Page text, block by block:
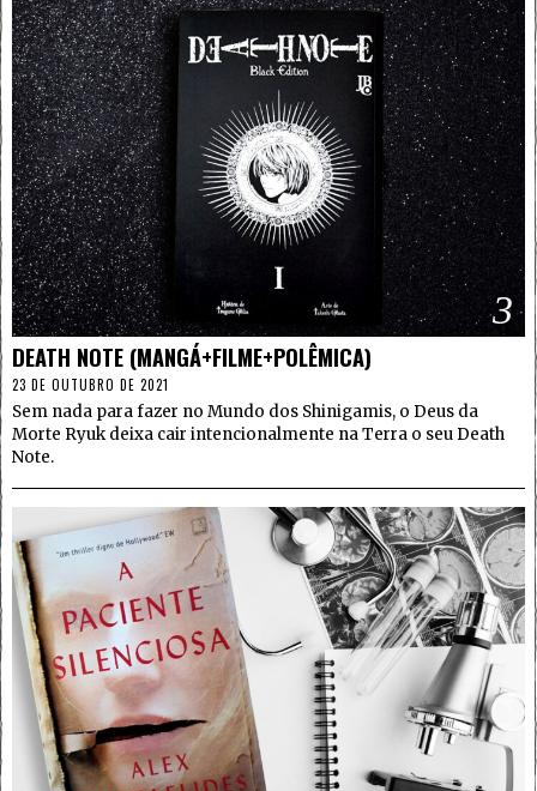
3
DEATH NOTE (MANGÁ+FILME+POLÊMICA)
23 DE OUTUBRO DE 2021
Sem nada para fazer no Mundo dos Shinigamis, o Deus da
Morte Ryuk deixa cair intencionalmente na Terra o seu Death
Note.